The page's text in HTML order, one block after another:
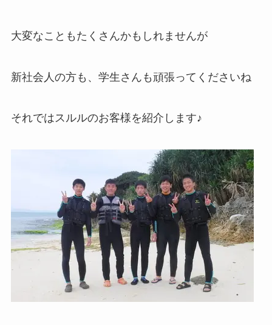
大変なこともたくさんかもしれませんが
新社会人の方も、学生さんも頑張ってくださいね
それではスルルのお客様を紹介します♪